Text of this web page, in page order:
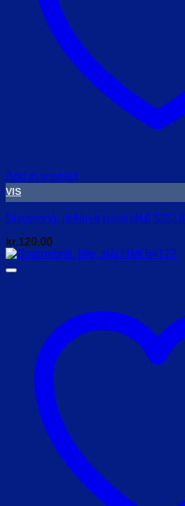
Add to wishlist
VIS
Stegetang, dobbelt palet HMI 33518
kr.120,00